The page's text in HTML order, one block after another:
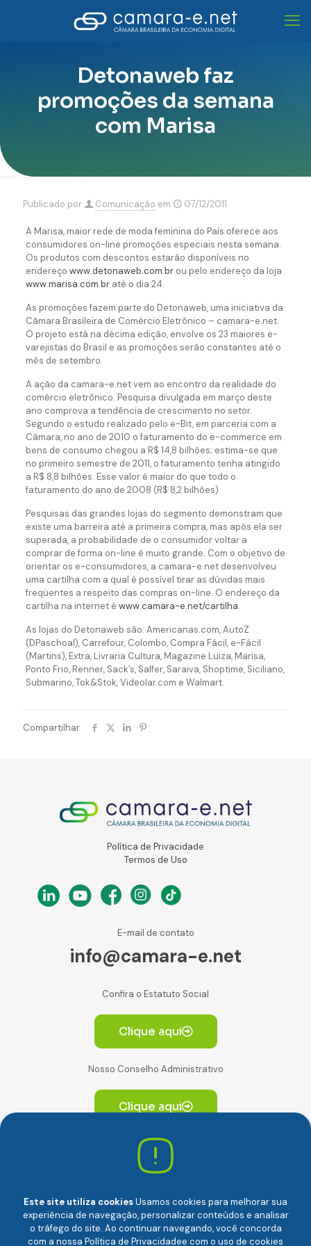
Detonaweb faz
promoções da semana
com Marisa
Publicado por Comunicação em 07/12/2011
A Marisa, maior rede de moda feminina do País oferece aos
consumidores on-line promoções especiais nesta semana.
Os produtos com descontos estarão disponíveis no
endereço www.detonaweb.com.brou pelo endereço da loja
www.marisa.com.braté o dia 24.
As promoções fazem parte do Detonaweb, uma iniciativa da
Câmara Brasileira de Comércio Eletrônico – camara-e.net.
O projeto está na décima edição, envolve os 23 maiores e-
varejistas do Brasil e as promoções serão constantes até o
mês de setembro.
A ação da camara-e.net vem ao encontro da realidade do
comércio eletrônico. Pesquisa divulgada em março deste
ano comprova a tendência de crescimento no setor.
Segundo o estudo realizado pelo e-Bit, em parceria com a
Câmara, no ano de 2010 o faturamento do e-commerce em
bens de consumo chegou a R$ 14,8 bilhões; estima-se que
no primeiro semestre de 2011, o faturamento tenha atingido
a R$ 8,8 bilhões. Esse valor é maior do que todo o
faturamento do ano de 2008 (R$ 8,2 bilhões).
Pesquisas das grandes lojas do segmento demonstram que
existe uma barreira até a primeira compra, mas após ela ser
superada, a probabilidade de o consumidor voltar a
comprar de forma on-line é muito grande. Com o objetivo de
orientar os e-consumidores, a camara-e.net desenvolveu
uma cartilha com a qual é possível tirar as dúvidas mais
freqüentes a respeito das compras on-line. O endereço da
cartilha na internet é www.camara-e.net/cartilha.
As lojas do Detonaweb são: Americanas.com, AutoZ
(DPaschoal), Carrefour, Colombo, Compra Fácil, e-Fácil
(Martins), Extra, Livraria Cultura, Magazine Luiza, Marisa,
Ponto Frio, Renner, Sack’s, Salfer, Saraiva, Shoptime, Siciliano,
Submarino, Tok&Stok, Videolar.com e Walmart.
Compartilhar
Política de Privacidade
Termos de Uso
E-mail de contato
info@camara-e.net
Confira o Estatuto Social
Clique aqui
Nosso Conselho Administrativo
Clique aqui
Av. Paulista, 2064. Conjunto 14, (Edifício Paulista) -
CEP 01310-928 Consolação – São Paulo/SP
Este site utiliza cookiesUsamos cookies para melhorar sua
experiência de navegação, personalizar conteúdos e analisar
o tráfego do site. Ao continuar navegando, você concorda
com a nossa Política de Privacidadee com o uso de cookies